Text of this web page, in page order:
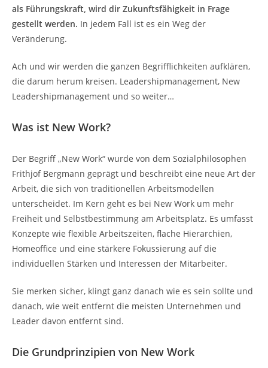
als Führungskraft, wird dir Zukunftsfähigkeit in Frage
gestellt werden. In jedem Fall ist es ein Weg der
Veränderung.
Ach und wir werden die ganzen Begrifflichkeiten aufklären,
die darum herum kreisen. Leadershipmanagement, New
Leadershipmanagement und so weiter…
Was ist New Work?
Der Begriff „New Work“ wurde von dem Sozialphilosophen
Frithjof Bergmann geprägt und beschreibt eine neue Art der
Arbeit, die sich von traditionellen Arbeitsmodellen
unterscheidet. Im Kern geht es bei New Work um mehr
Freiheit und Selbstbestimmung am Arbeitsplatz. Es umfasst
Konzepte wie flexible Arbeitszeiten, flache Hierarchien,
Homeoffice und eine stärkere Fokussierung auf die
individuellen Stärken und Interessen der Mitarbeiter.
Sie merken sicher, klingt ganz danach wie es sein sollte und
danach, wie weit entfernt die meisten Unternehmen und
Leader davon entfernt sind.
Die Grundprinzipien von New Work